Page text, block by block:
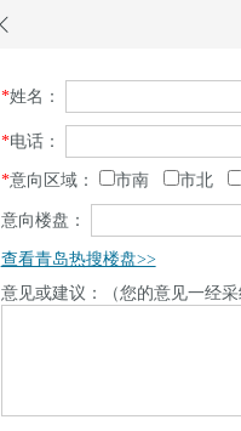
*姓名：
*电话：
*意向区域： 市南 市北
意向楼盘：
查看青岛热搜楼盘>>
意见或建议：（您的意见一经